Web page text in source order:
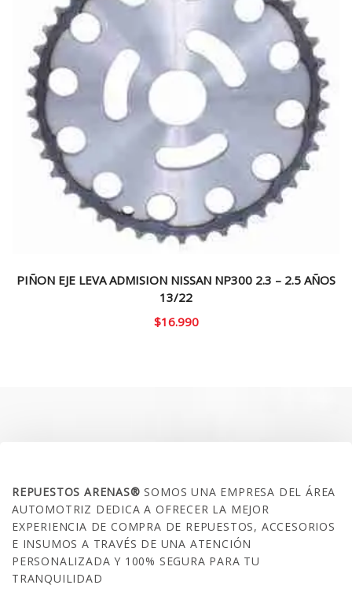
PIÑON EJE LEVA ADMISION NISSAN NP300 2.3 – 2.5 AÑOS
13/22
$16.990
REPUESTOS ARENAS®SOMOS UNA EMPRESA DEL ÁREA
AUTOMOTRIZ DEDICA A OFRECER LA MEJOR
EXPERIENCIA DE COMPRA DE REPUESTOS, ACCESORIOS
E INSUMOS A TRAVÉS DE UNA ATENCIÓN
PERSONALIZADA Y 100% SEGURA PARA TU
TRANQUILIDAD